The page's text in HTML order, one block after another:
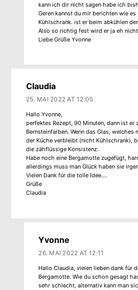
kann ich dir nicht sagen habe ich
Geren kannst du mir berichten wie
Kühlschrank. ist er beim abkühlen
Also so richtig fest wird er ja eh
Liebe Grüße Yvonne
Claudia
25. MAI 2022 AT 12:05
Hallo Yvonne,
perfektes Rezept, 90 Minuten, dann ist er
Bernsteinfarben. Wenn das Glas, welches
der Küche verbleibt (nicht Kühlschrank),
die zähflüssige Konsistenz.
Habe noch eine Bergamotte zugefügt,
allerdings muss man Glück haben sie
Vielen Dank für die tolle Idee….
Grüße
Claudia
Yvonne
26. MAI 2022 AT 12:11
Hallo Claudia, vielen lieben dank für
Bergamotte. Wie du schon gesagt
sehr schlecht, alternativ kann man